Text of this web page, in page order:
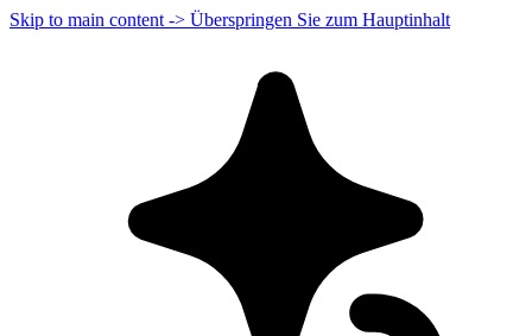
Skip to main content -> Überspringen Sie zum Hauptinhalt